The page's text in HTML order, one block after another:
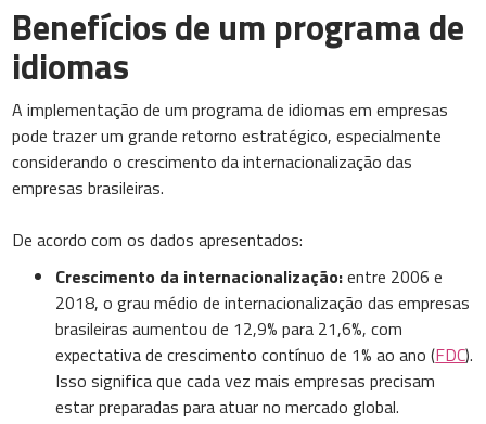
Benefícios de um programa de
idiomas
A implementação de um programa de idiomas em empresas
pode trazer um grande retorno estratégico, especialmente
considerando o crescimento da internacionalização das
empresas brasileiras.
De acordo com os dados apresentados:
Crescimento da internacionalização:entre 2006 e
2018, o grau médio de internacionalização das empresas
brasileiras aumentou de 12,9% para 21,6%, com
expectativa de crescimento contínuo de 1% ao ano (FDC).
Isso significa que cada vez mais empresas precisam
estar preparadas para atuar no mercado global.